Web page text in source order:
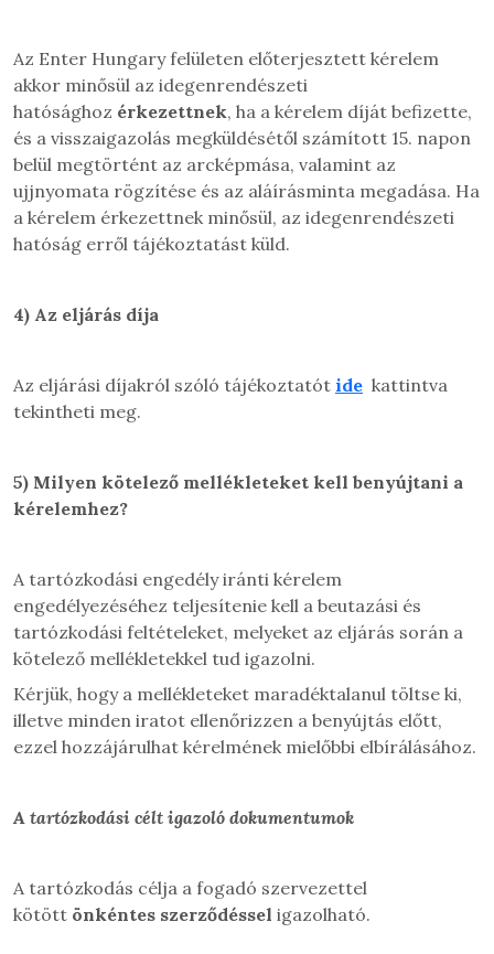
Az Enter Hungary felületen előterjesztett kérelem
akkor minősül az idegenrendészeti
hatósághoz érkezettnek, ha a kérelem díját befizette,
és a visszaigazolás megküldésétől számított 15. napon
belül megtörtént az arcképmása, valamint az
ujjnyomata rögzítése és az aláírásminta megadása. Ha
a kérelem érkezettnek minősül, az idegenrendészeti
hatóság erről tájékoztatást küld.
4) Az eljárás díja
Az eljárási díjakról szóló tájékoztatót ide kattintva
tekintheti meg.
5) Milyen kötelező mellékleteket kell benyújtani a
kérelemhez?
A tartózkodási engedély iránti kérelem
engedélyezéséhez teljesítenie kell a beutazási és
tartózkodási feltételeket, melyeket az eljárás során a
kötelező mellékletekkel tud igazolni.
Kérjük, hogy a mellékleteket maradéktalanul töltse ki,
illetve minden iratot ellenőrizzen a benyújtás előtt,
ezzel hozzájárulhat kérelmének mielőbbi elbírálásához.
A tartózkodási célt igazoló dokumentumok
A tartózkodás célja a fogadó szervezettel
kötött önkéntes szerződéssel igazolható.